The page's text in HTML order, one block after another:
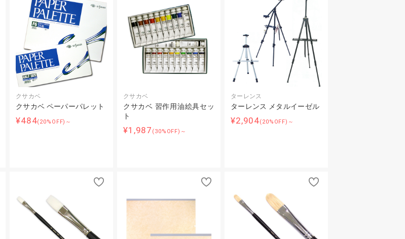
クサカベ
クサカベ ペーパーパレット
¥484(20%OFF)～
クサカベ
クサカベ 習作用油絵具セッ
ト
¥1,987 (30%OFF)～
ターレンス
ターレンス メタルイーゼル
¥2,904(20%OFF)～